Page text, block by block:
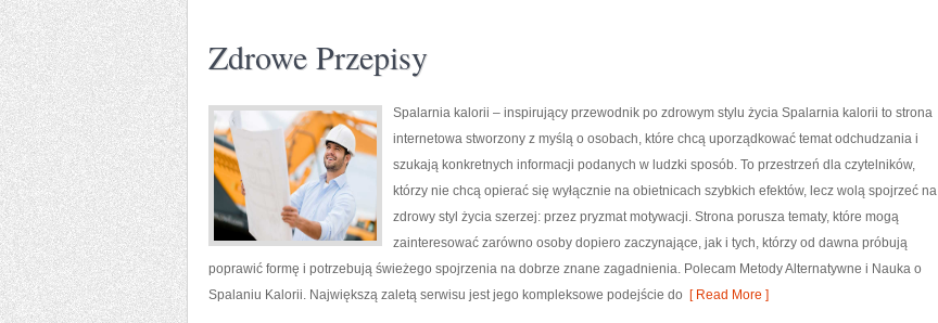
Zdrowe Przepisy
Spalarnia kalorii – inspirujący przewodnik po zdrowym stylu życia Spalarnia kalorii to strona
internetowa stworzony z myślą o osobach, które chcą uporządkować temat odchudzania i
szukają konkretnych informacji podanych w ludzki sposób. To przestrzeń dla czytelników,
którzy nie chcą opierać się wyłącznie na obietnicach szybkich efektów, lecz wolą spojrzeć na
zdrowy styl życia szerzej: przez pryzmat motywacji. Strona porusza tematy, które mogą
zainteresować zarówno osoby dopiero zaczynające, jak i tych, którzy od dawna próbują
poprawić formę i potrzebują świeżego spojrzenia na dobrze znane zagadnienia. Polecam Metody Alternatywne i Nauka o
Spalaniu Kalorii. Największą zaletą serwisu jest jego kompleksowe podejście do [ Read More ]